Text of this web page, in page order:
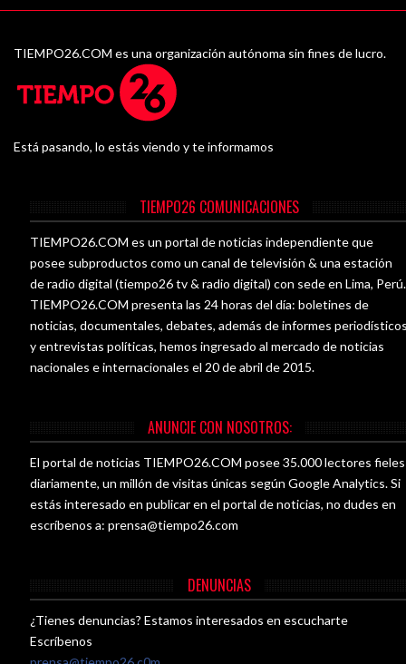
TIEMPO26.COM es una organización autónoma sin fines de lucro.
Está pasando, lo estás viendo y te informamos
TIEMPO26 COMUNICACIONES
TIEMPO26.COM es un portal de noticias independiente que
posee subproductos como un canal de televisión & una estación
de radio digital (tiempo26 tv & radio digital) con sede en Lima, Perú.
TIEMPO26.COM presenta las 24 horas del día: boletines de
noticias, documentales, debates, además de informes
y entrevistas políticas, hemos ingresado al mercado de noticias
nacionales e internacionales el 20 de abril de 2015.
ANUNCIE CON NOSOTROS:
El portal de noticias TIEMPO26.COM posee 35.000 lectores fieles
diariamente, un millón de visitas únicas según Google Analytics. Si
estás interesado en publicar en el portal de noticias, no dudes en
escríbenos a:prensa@tiempo26.com
DENUNCIAS
¿Tienes denuncias? Estamos interesados en escucharte
Escríbenos